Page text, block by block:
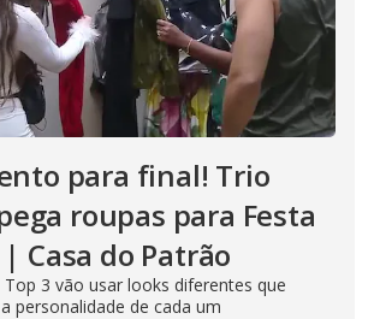
para final! Trio
roupas para Festa
Casa do Patrão
3 vão usar looks diferentes que
personalidade de cada um